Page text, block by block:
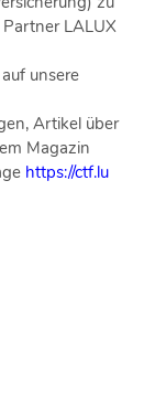
LALUX
unsere
Artikel über
Magazin
https://ctf.lu